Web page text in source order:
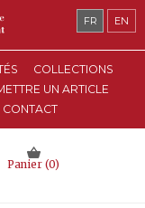
COLLECTIONS
UN ARTICLE
CONTACT
Panier (0)
FR EN